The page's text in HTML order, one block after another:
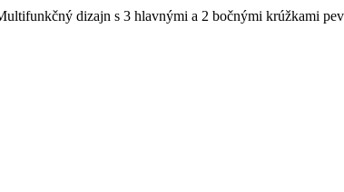
dizajn s 3 hlavnými a 2 bočnými krúžkami